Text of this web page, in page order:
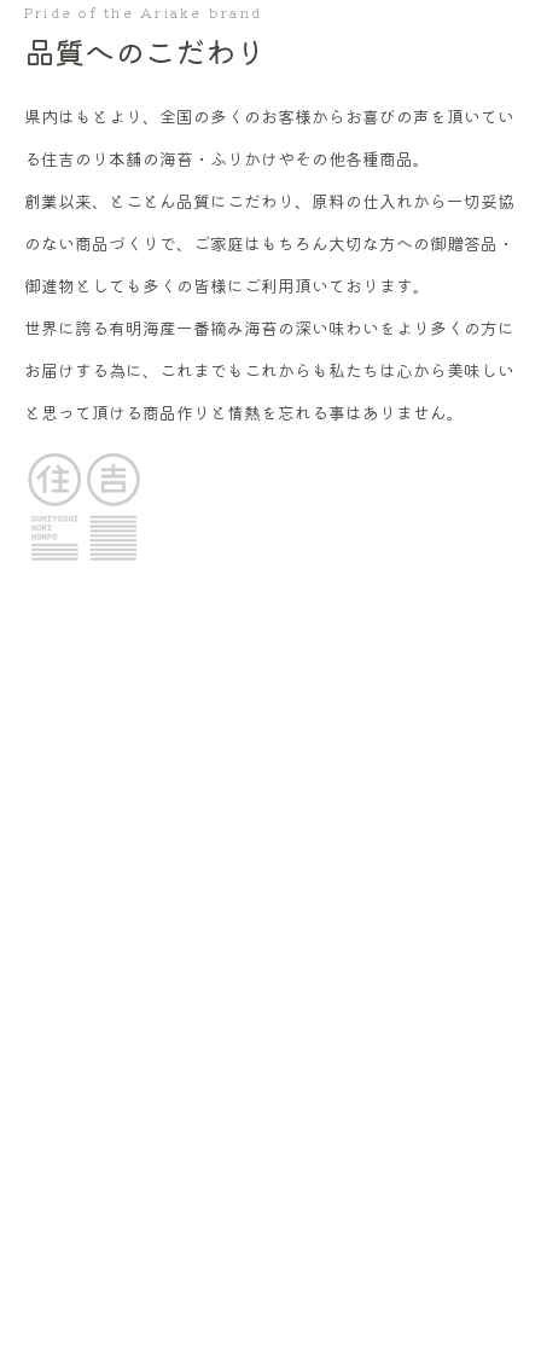
品質へのこだわり
Pride of the Ariake brand
県内はもとより、全国の多くのお客様からお喜びの声を頂いてい
る住吉のり本舗の海苔・ふりかけやその他各種商品。
創業以来、とことん品質にこだわり、原料の仕入れから一切妥協
のない商品づくりで、ご家庭はもちろん大切な方への御贈答品・
御進物としても多くの皆様にご利用頂いております。
世界に誇る有明海産一番摘み海苔の深い味わいをより多くの方に
お届けする為に、これまでもこれからも私たちは心から美味しい
と思って頂ける商品作りと情熱を忘れる事はありません。